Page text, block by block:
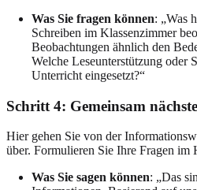
Was Sie fragen können: „Was
Schreiben im Klassenzimmer
Beobachtungen ähnlich den
Welche Leseunterstützung oder
Unterricht eingesetzt?“
Schritt 4: Gemeinsam
Hier gehen Sie von der
über. Formulieren Sie Ihre Fragen im
Was Sie sagen können: „Das